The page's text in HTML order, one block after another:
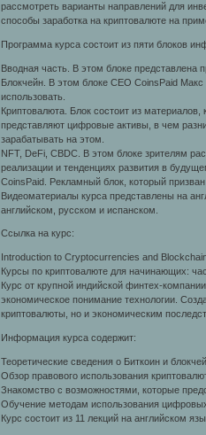
рассмотреть варианты направлений для
способы заработка на криптовалюте на
Программа курса состоит из пяти блоков
Вводная часть. В этом блоке представлена
Блокчейн. В этом блоке CEO CoinsPaid
использовать.
Криптовалюта. Блок состоит из
представляют цифровые активы, в чем
зарабатывать на этом.
NFT, DeFi, CBDC. В этом блоке зрителям
реализации и тенденциях развития в
CoinsPaid. Рекламный блок, который
Видеоматериалы курса представлены на
английском, русском и испанском.
Ссылка на курс:
Introduction to Cryptocurrencies and
Курсы по криптовалюте для начинающих:
Курс от крупной индийской финтех-
экономическое понимание технологии.
криптовалюты, но и экономическим
Информация курса содержит:
Теоретические сведения о Биткоин и
Обзор правового использования
Знакомство с возможностями, которые
Обучение методам использования
Курс состоит из 11 лекций на английском